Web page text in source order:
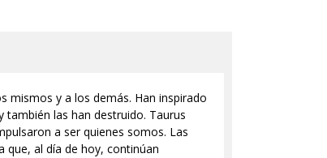
mismos y a los demás. Han inspirado
también las han destruido. Taurus
a ser quienes somos. Las
al día de hoy, continúan